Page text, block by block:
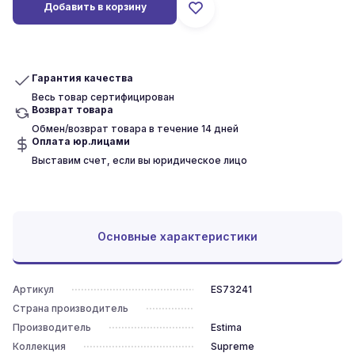
Добавить в корзину
Гарантия качества
Весь товар сертифицирован
Возврат товара
Обмен/возврат товара в течение 14 дней
Оплата юр.лицами
Выставим счет, если вы юридическое лицо
Основные характеристики
Артикул
ES73241
Страна производитель
Производитель
Estima
Коллекция
Supreme